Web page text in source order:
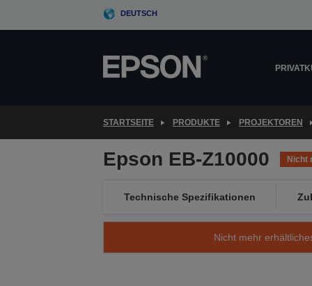
DEUTSCH
STARTSEITE PRODUKTE PROJEKTOREN
Epson EB-Z10000 Nicht
Technische Spezifikationen
Nicht mehr